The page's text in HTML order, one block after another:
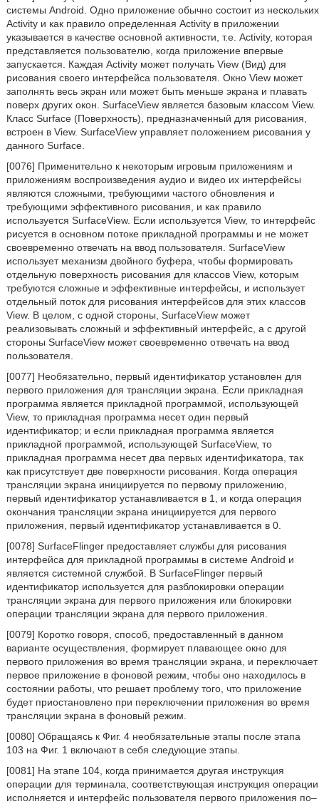
системы Android. Одно приложение обычно состоит из нескольких
Activity и как правило определенная Activity в приложении
указывается в качестве основной активности, т.е. Activity, которая
представляется пользователю, когда приложение впервые
запускается. Каждая Activity может получать View (Вид) для
рисования своего интерфейса пользователя. Окно View может
заполнять весь экран или может быть меньше экрана и плавать
поверх других окон. SurfaceView является базовым классом View.
Класс Surface (Поверхность), предназначенный для рисования,
встроен в View. SurfaceView управляет положением рисования у
данного Surface.
[0076] Применительно к некоторым игровым приложениям и
приложениям воспроизведения аудио и видео их интерфейсы
являются сложными, требующими частого обновления и
требующими эффективного рисования, и как правило
используется SurfaceView. Если используется View, то интерфейс
рисуется в основном потоке прикладной программы и не может
своевременно отвечать на ввод пользователя. SurfaceView
использует механизм двойного буфера, чтобы формировать
отдельную поверхность рисования для классов View, которым
требуются сложные и эффективные интерфейсы, и использует
отдельный поток для рисования интерфейсов для этих классов
View. В целом, с одной стороны, SurfaceView может
реализовывать сложный и эффективный интерфейс, а с другой
стороны SurfaceView может своевременно отвечать на ввод
пользователя.
[0077] Необязательно, первый идентификатор установлен для
первого приложения для трансляции экрана. Если прикладная
программа является прикладной программой, использующей
View, то прикладная программа несет один первый
идентификатор; и если прикладная программа является
прикладной программой, использующей SurfaceView, то
прикладная программа несет два первых идентификатора, так
как присутствует две поверхности рисования. Когда операция
трансляции экрана инициируется по первому приложению,
первый идентификатор устанавливается в 1, и когда операция
окончания трансляции экрана инициируется для первого
приложения, первый идентификатор устанавливается в 0.
[0078] SurfaceFlinger предоставляет службы для рисования
интерфейса для прикладной программы в системе Android и
является системной службой. В SurfaceFlinger первый
идентификатор используется для разблокировки операции
трансляции экрана для первого приложения или блокировки
операции трансляции экрана для первого приложения.
[0079] Коротко говоря, способ, предоставленный в данном
варианте осуществления, формирует плавающее окно для
первого приложения во время трансляции экрана, и переключает
первое приложение в фоновой режим, чтобы оно находилось в
состоянии работы, что решает проблему того, что приложение
будет приостановлено при переключении приложения во время
трансляции экрана в фоновый режим.
[0080] Обращаясь к Фиг. 4 необязательные этапы после этапа
103 на Фиг. 1 включают в себя следующие этапы.
[0081] На этапе 104, когда принимается другая инструкция
операции для терминала, соответствующая инструкция операции
исполняется и интерфейс пользователя первого приложения по–